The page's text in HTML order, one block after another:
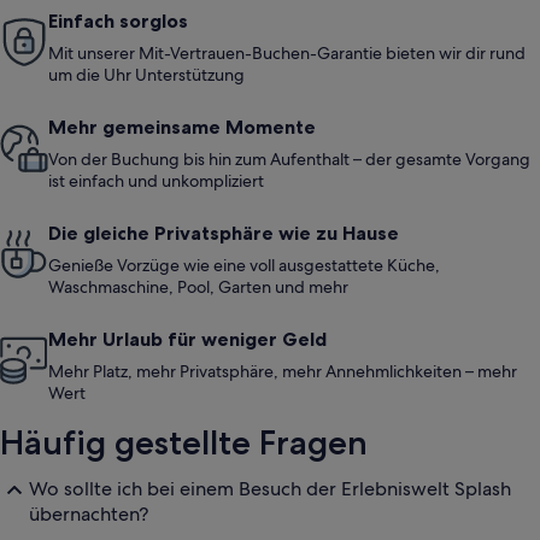
Einfach sorglos
Mit unserer Mit-Vertrauen-Buchen-Garantie bieten wir dir rund
um die Uhr Unterstützung
Mehr gemeinsame Momente
Von der Buchung bis hin zum Aufenthalt – der gesamte Vorgang
ist einfach und unkompliziert
Die gleiche Privatsphäre wie zu Hause
Genieße Vorzüge wie eine voll ausgestattete Küche,
Waschmaschine, Pool, Garten und mehr
Mehr Urlaub für weniger Geld
Mehr Platz, mehr Privatsphäre, mehr Annehmlichkeiten – mehr
Wert
Häufig gestellte Fragen
Wo sollte ich bei einem Besuch der Erlebniswelt Splash
übernachten?